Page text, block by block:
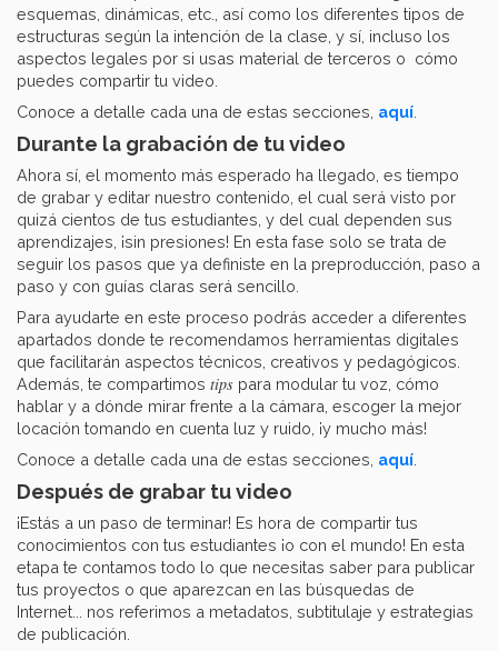
esquemas, dinámicas, etc., así como los diferentes tipos de
estructuras según la intención de la clase, y sí, incluso los
aspectos legales por si usas material de terceros o cómo
puedes compartir tu video.
Conoce a detalle cada una de estas secciones, aquí
Durante la grabación de tu video
Ahora sí, el momento más esperado ha llegado, es tiempo
de grabar y editar nuestro contenido, el cual será visto por
quizá cientos de tus estudiantes, y del cual dependen sus
aprendizajes, ¡sin presiones! En esta fase solo se trata de
seguir los pasos que ya definiste en la preproducción, paso a
paso y con guías claras será sencillo.
Para ayudarte en este proceso podrás acceder a diferentes
apartados donde te recomendamos herramientas digitales
que facilitarán aspectos técnicos, creativos y pedagógicos.
Además, te compartimos tips para modular tu voz, cómo
hablar y a dónde mirar frente a la cámara, escoger la mejor
locación tomando en cuenta luz y ruido, ¡y mucho más!
Conoce a detalle cada una de estas secciones, aquí
Después de grabar tu video
¡Estás a un paso de terminar! Es hora de compartir tus
conocimientos con tus estudiantes ¡o con el mundo! En esta
etapa te contamos todo lo que necesitas saber para publicar
tus proyectos o que aparezcan en las búsquedas de
Internet... nos referimos a metadatos, subtitulaje y estrategias
de publicación.